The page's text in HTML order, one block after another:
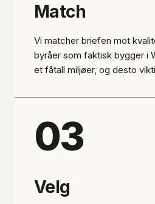
Match
Vi matcher briefen mot
byråer som faktisk bygger i
et fåtall miljøer, og desto
03
Velg